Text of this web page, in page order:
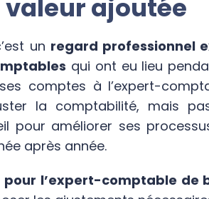
valeur ajoutée
un regard professionnel
qui ont eu lieu
comptes à l’expert-
la comptabilité, mais
pour améliorer ses
après année.
pour l’expert-comptable de